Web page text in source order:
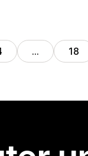
… 18